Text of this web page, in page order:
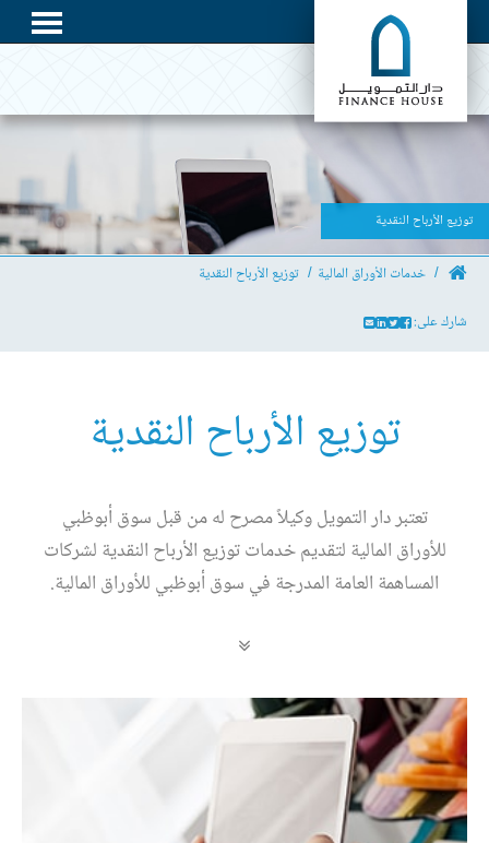
توزيع الأرباح النقدية
خدمات الأوراق المالية
توزيع الأرباح النقدية
شارك على:
توزيع الأرباح النقدية
تعتبر دار التمويل وكيلاً مصرح له من قبل سوق أبوظبي
للأوراق المالية لتقديم خدمات توزيع الأرباح النقدية لشركات
المساهمة العامة المدرجة في سوق أبوظبي للأوراق المالية.